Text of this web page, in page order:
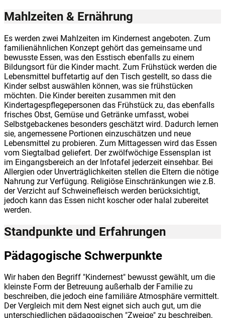
Mahlzeiten & Ernährung
Es werden zwei Mahlzeiten im Kindernest angeboten. Zum
familienähnlichen Konzept gehört das gemeinsame und
bewusste Essen, was den Esstisch ebenfalls zu einem
Bildungsort für die Kinder macht. Zum Frühstück werden die
Lebensmittel buffetartig auf den Tisch gestellt, so dass die
Kinder selbst auswählen können, was sie frühstücken
möchten. Die Kinder bereiten zusammen mit den
Kindertagespflegepersonen das Frühstück zu, das ebenfalls
frisches Obst, Gemüse und Getränke umfasst, wobei
Selbstgebackenes besonders geschätzt wird. Dadurch lernen
sie, angemessene Portionen einzuschätzen und neue
Lebensmittel zu probieren. Zum Mittagessen wird das Essen
vom Siegtalbad geliefert. Der zwölfwöchige Essensplan ist
im Eingangsbereich an der Infotafel jederzeit einsehbar. Bei
Allergien oder Unverträglichkeiten stellen die Eltern die nötige
Nahrung zur Verfügung. Religiöse Einschränkungen wie z.B.
der Verzicht auf Schweinefleisch werden berücksichtigt,
jedoch kann das Essen nicht koscher oder halal zubereitet
werden.
Standpunkte und Erfahrungen
Pädagogische Schwerpunkte
Wir haben den Begriff "Kindernest" bewusst gewählt, um die
kleinste Form der Betreuung außerhalb der Familie zu
beschreiben, die jedoch eine familiäre Atmosphäre vermittelt.
Der Vergleich mit dem Nest eignet sich auch gut, um die
unterschiedlichen pädagogischen "Zweige" zu beschreiben,